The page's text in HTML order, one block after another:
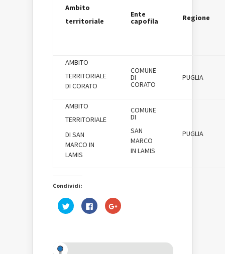
Ambito
territoriale
Ente
capofila Regione
AMBITO
TERRITORIALE
DI CORATO
COMUNE
DI
CORATO
PUGLIA
AMBITO
TERRITORIALE
DI SAN
MARCO IN
LAMIS
COMUNE
DI
SAN
MARCO
IN LAMIS
PUGLIA
Condividi:
Fai
clic
Fai
clic
Fai
clic